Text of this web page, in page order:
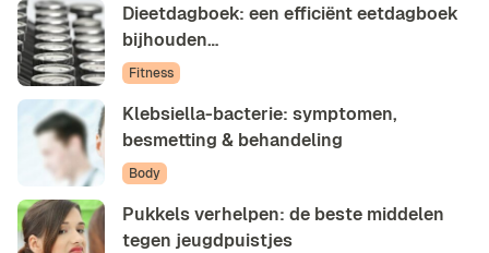
Dieetdagboek: een efficiënt eetdagboek
bijhouden…
Fitness
Klebsiella-bacterie: symptomen,
besmetting & behandeling
Body
Pukkels verhelpen: de beste middelen
tegen jeugdpuistjes